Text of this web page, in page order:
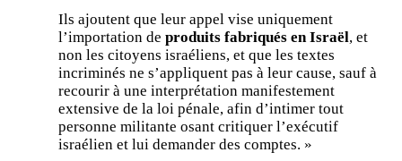
Ils ajoutent que leur appel vise uniquement
l’importation de produits fabriqués en Israël, et
non les citoyens israéliens, et que les textes
incriminés ne s’appliquent pas à leur cause, sauf à
recourir à une interprétation manifestement
extensive de la loi pénale, afin d’intimer tout
personne militante osant critiquer l’exécutif
israélien et lui demander des comptes. »